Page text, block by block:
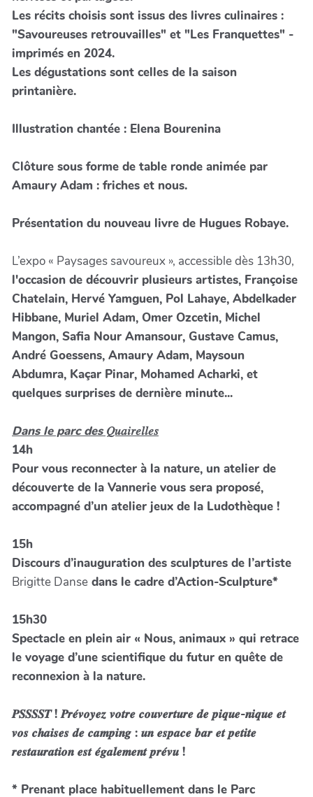
Les récits choisis sont issus des livres culinaires :
"Savoureuses retrouvailles" et "Les Franquettes" -
imprimés en 2024.
Les dégustations sont celles de la saison
printanière.
Illustration chantée : Elena Bourenina
Clôture sous forme de table ronde animée par
Amaury Adam : friches et nous.
Présentation du nouveau livre de Hugues Robaye.
L’expo « Paysages savoureux », accessible dès 13h30,
l'occasion de découvrir plusieurs artistes, Françoise
Chatelain, Hervé Yamguen, Pol Lahaye, Abdelkader
Hibbane, Muriel Adam, Omer Ozcetin, Michel
Mangon, Safia Nour Amansour, Gustave Camus,
André Goessens, Amaury Adam, Maysoun
Abdumra, Kaçar Pinar, Mohamed Acharki, et
quelques surprises de dernière minute...
Dans le parc des𝑄𝑢𝑎𝑖𝑟𝑒𝑙𝑙𝑒𝑠
14h
Pour vous reconnecter à la nature, un atelier de
découverte de la Vannerie vous sera proposé,
accompagné d’un atelier jeux de la Ludothèque !
15h
Discours d’inauguration des sculptures de l’artiste
Brigitte Danse dans le cadre d’Action-Sculpture*
15h30
Spectacle en plein air « Nous, animaux » qui retrace
le voyage d’une scientifique du futur en quête de
reconnexion à la nature.
𝑷𝑺𝑺𝑺𝑺𝑻 ! 𝑷𝒓𝒆́𝒗𝒐𝒚𝒆𝒛 𝒗𝒐𝒕𝒓𝒆 𝒄𝒐𝒖𝒗𝒆𝒓𝒕𝒖𝒓𝒆 𝒅𝒆 𝒑𝒊𝒒𝒖𝒆-𝒏𝒊𝒒𝒖𝒆 𝒆𝒕
𝒗𝒐𝒔 𝒄𝒉𝒂𝒊𝒔𝒆𝒔 𝒅𝒆 𝒄𝒂𝒎𝒑𝒊𝒏𝒈 : 𝒖𝒏 𝒆𝒔𝒑𝒂𝒄𝒆 𝒃𝒂𝒓 𝒆𝒕 𝒑𝒆𝒕𝒊𝒕𝒆
𝒓𝒆𝒔𝒕𝒂𝒖𝒓𝒂𝒕𝒊𝒐𝒏 𝒆𝒔𝒕 𝒆́𝒈𝒂𝒍𝒆𝒎𝒆𝒏𝒕 𝒑𝒓𝒆́𝒗𝒖 !
* Prenant place habituellement dans le Parc